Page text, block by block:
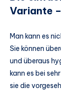
Variante
Man kann es
Sie können
und überaus
kann es bei
sie die